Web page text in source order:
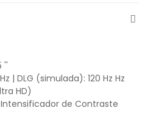
''
| DLG (simulada): 120 Hz Hz
HD)
de Contraste